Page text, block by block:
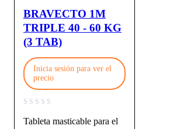
BRAVECTO 1M
TRIPLE 40 - 60 KG
(3 TAB)
Inicia sesión para ver el
precio
Tableta masticable para el